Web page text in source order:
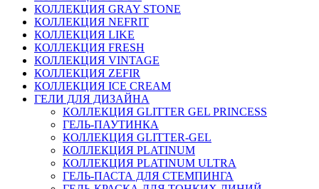
КОЛЛЕКЦИЯ GRAY STONE
КОЛЛЕКЦИЯ NEFRIT
КОЛЛЕКЦИЯ LIKE
КОЛЛЕКЦИЯ FRESH
КОЛЛЕКЦИЯ VINTAGE
КОЛЛЕКЦИЯ ZEFIR
КОЛЛЕКЦИЯ ICE CREAM
ГЕЛИ ДЛЯ ДИЗАЙНА
КОЛЛЕКЦИЯ GLITTER GEL PRINCESS
ГЕЛЬ-ПАУТИНКА
КОЛЛЕКЦИЯ GLITTER-GEL
КОЛЛЕКЦИЯ PLATINUM
КОЛЛЕКЦИЯ PLATINUM ULTRA
ГЕЛЬ-ПАСТА ДЛЯ СТЕМПИНГА